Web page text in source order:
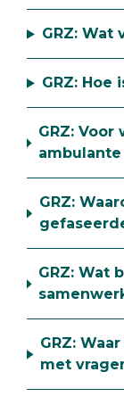
GRZ: Wat
GRZ:
GRZ:
GRZ:
GRZ: Wat
GRZ:
met